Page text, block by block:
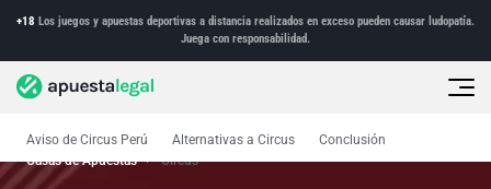
+18 Los juegos y apuestas deportivas a distancia realizados en exceso pueden causar ludopatía.
Juega con responsabilidad.
Aviso de Circus Perú Alternativas a Circus
Conclusión
Casas de Apuestas
Circus